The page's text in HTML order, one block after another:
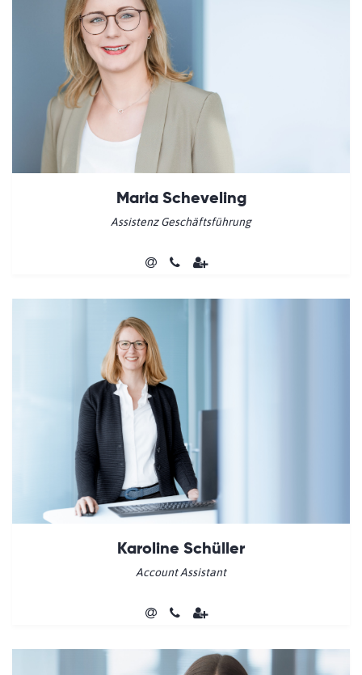
Maria Scheveling
Assistenz Geschäftsführung
Karoline Schüller
Account Assistant